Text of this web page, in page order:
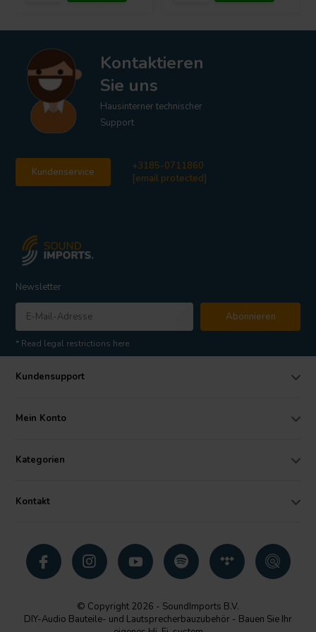
Kontaktieren
Sie uns
Hausinterner technischer
Support
Kundenservice
+3185-0711860
[email protected]
Newsletter
Abonnieren
* Read legal restrictions here
Kundensupport
Mein Konto
Kategorien
Kontakt
© Copyright 2026 - SoundImports B.V.
DIY-Audio Bauteile- und Lautsprecherbauzubehör - Bauen Sie Ihr